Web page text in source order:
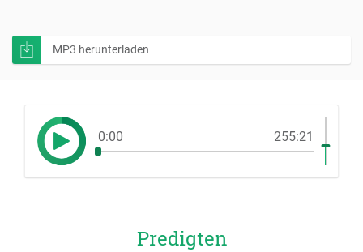
MP3 herunterladen
0:00 255:21
Predigten